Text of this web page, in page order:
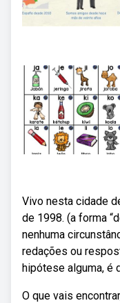
Vivo nesta cidade
de 1998. (a forma
nenhuma
redações ou
hipótese alguma, é
O que vais